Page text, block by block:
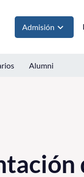
Admisión
Alumni